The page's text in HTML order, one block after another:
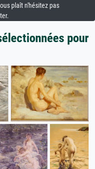
plaît n'hésitez pas
pour